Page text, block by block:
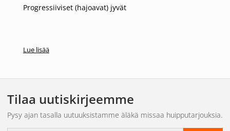
Progressiiviset (hajoavat) jyvät
Lue lisää
Tilaa uutiskirjeemme
Pysy ajan tasalla uutuuksistamme äläkä missaa huipputarjouksia.